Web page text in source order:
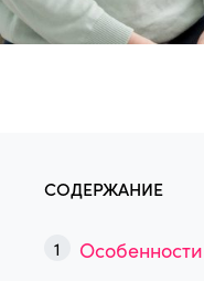
СОДЕРЖАНИЕ